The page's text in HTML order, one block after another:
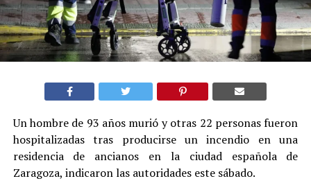
Un hombre de 93 años murió y otras 22 personas fueron
hospitalizadas tras producirse un incendio en una
residencia de ancianos en la ciudad española de
Zaragoza, indicaron las autoridades este sábado.